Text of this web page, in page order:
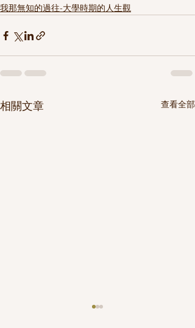
我那無知的過往-大學時期的人生觀
相關文章 查看全部